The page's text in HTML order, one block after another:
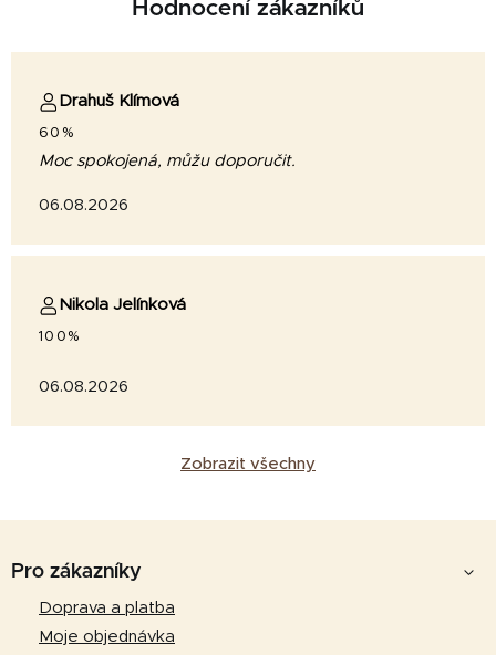
Hodnocení zákazníků
Drahuš Klímová
60%
Moc spokojená, můžu doporučit.
06.08.2026
Nikola Jelínková
100%
06.08.2026
Zobrazit všechny
Pro zákazníky
Doprava a platba
Moje objednávka